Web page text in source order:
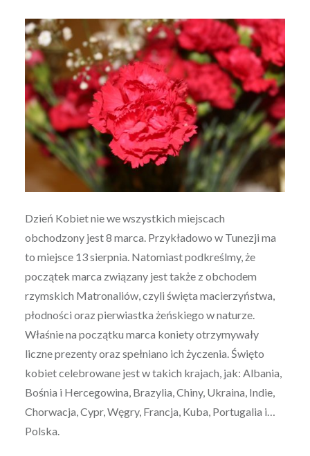
Dzień Kobiet nie we wszystkich miejscach
obchodzony jest 8 marca. Przykładowo w Tunezji ma
to miejsce 13 sierpnia. Natomiast podkreślmy, że
początek marca związany jest także z obchodem
rzymskich Matronaliów, czyli święta macierzyństwa,
płodności oraz pierwiastka żeńskiego w naturze.
Właśnie na początku marca koniety otrzymywały
liczne prezenty oraz spełniano ich życzenia. Święto
kobiet celebrowane jest w takich krajach, jak: Albania,
Bośnia i Hercegowina, Brazylia, Chiny, Ukraina, Indie,
Chorwacja, Cypr, Węgry, Francja, Kuba, Portugalia i…
Polska.